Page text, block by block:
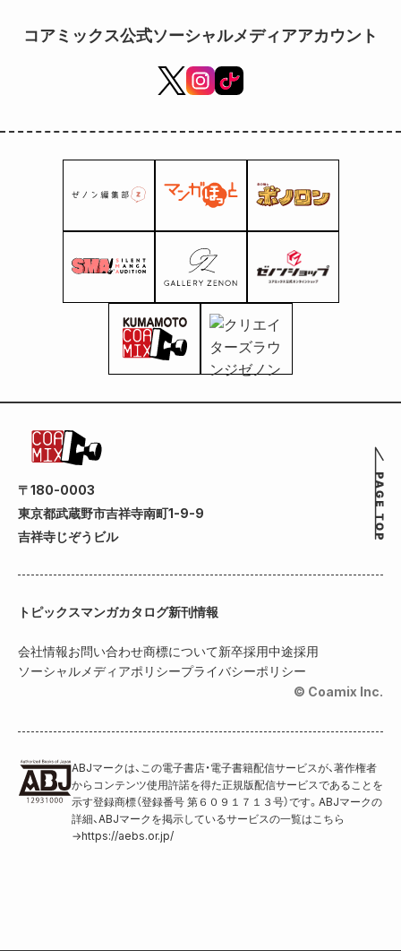
コアミックス公式ソーシャルメディアアカウント
〒180-0003
東京都武蔵野市吉祥寺南町1-9-9
吉祥寺じぞうビル
トピックスマンガカタログ新刊情報
会社情報お問い合わせ商標について新卒採用中途採用
ソーシャルメディアポリシープライバシーポリシー
© Coamix Inc.
ABJマークは、この電子書店・電子書籍配信サービスが、著作権者
からコンテンツ使用許諾を得た正規版配信サービスであることを
示す登録商標（登録番号 第６０９１７１３号）です。ABJマークの
詳細、ABJマークを掲示しているサービスの一覧はこちら
→https://aebs.or.jp/